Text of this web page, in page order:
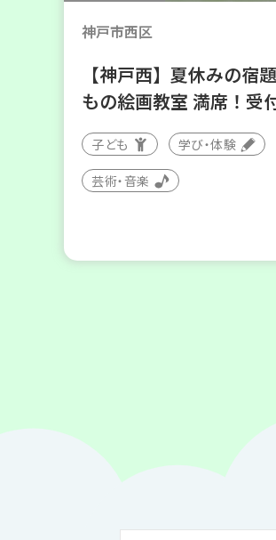
神戸市西区
【神戸西】夏休みの宿
もの絵画教室 満席！受
子ども 学び・体験
芸術・音楽